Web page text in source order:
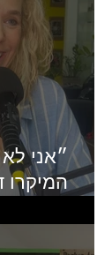
״אני
של יד2